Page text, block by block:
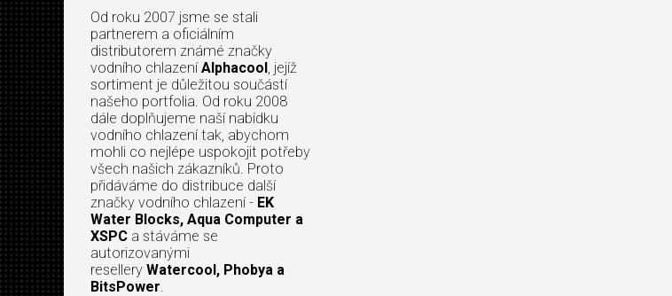
Od roku 2007 jsme se stali
partnerem a oficiálním
distributorem známé značky
vodního chlazení Alphacool, jejíž
sortiment je důležitou součástí
našeho portfolia. Od roku 2008
dále doplňujeme naší nabídku
vodního chlazení tak, abychom
mohli co nejlépe uspokojit potřeby
všech našich zákazníků. Proto
přidáváme do distribuce další
značky vodního chlazení - EK
Water Blocks, Aqua Computer a
XSPC a stáváme se
autorizovanými
resellery Watercool, Phobya a
BitsPower.